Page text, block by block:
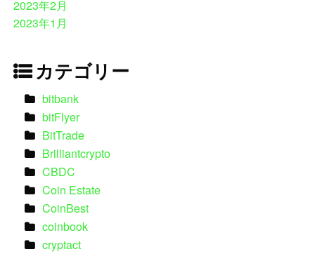
2023年2月
2023年1月
カテゴリー
bitbank
bitFlyer
BitTrade
Brilliantcrypto
CBDC
Coin Estate
CoinBest
coinbook
cryptact